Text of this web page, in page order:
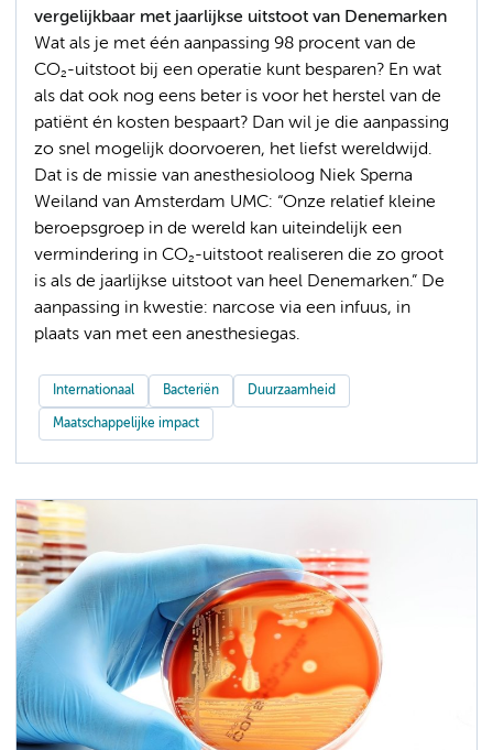
vergelijkbaar met jaarlijkse uitstoot van Denemarken
Wat als je met één aanpassing 98 procent van de
CO₂-uitstoot bij een operatie kunt besparen? En wat
als dat ook nog eens beter is voor het herstel van de
patiënt én kosten bespaart? Dan wil je die aanpassing
zo snel mogelijk doorvoeren, het liefst wereldwijd.
Dat is de missie van anesthesioloog Niek Sperna
Weiland van Amsterdam UMC: “Onze relatief kleine
beroepsgroep in de wereld kan uiteindelijk een
vermindering in CO₂-uitstoot realiseren die zo groot
is als de jaarlijkse uitstoot van heel Denemarken.” De
aanpassing in kwestie: narcose via een infuus, in
plaats van met een anesthesiegas.
Internationaal Bacteriën Duurzaamheid
Maatschappelijke impact